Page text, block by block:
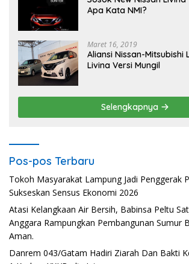
Apa Kata NMI?
Maret 16, 2019
Aliansi Nissan-Mitsubishi
Livina Versi Mungil
Selengkapnya
Pos-pos Terbaru
Tokoh Masyarakat Lampung Jadi Penggerak
Sukseskan Sensus Ekonomi 2026
Atasi Kelangkaan Air Bersih, Babinsa Peltu
Anggara Rampungkan Pembangunan Sumur
Aman.
Danrem 043/Gatam Hadiri Ziarah Dan Bakti